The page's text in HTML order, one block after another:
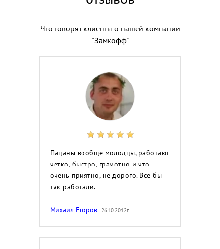
Что говорят клиенты о нашей компании
"Замкофф"
Пацаны вообще молодцы, работают
четко, быстро, грамотно и что
очень приятно, не дорого. Все бы
так работали.
Михаил Егоров 26.10.2012г.